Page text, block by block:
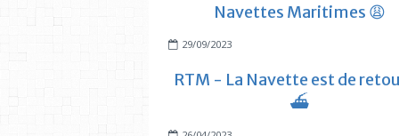
Navettes Maritimes 😩
29/09/2023
RTM - La Navette est de
⛴️